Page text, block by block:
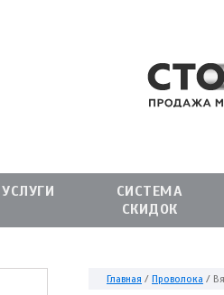
УСЛУГИ
СИСТЕМА
СКИДОК
Главная / Проволока /